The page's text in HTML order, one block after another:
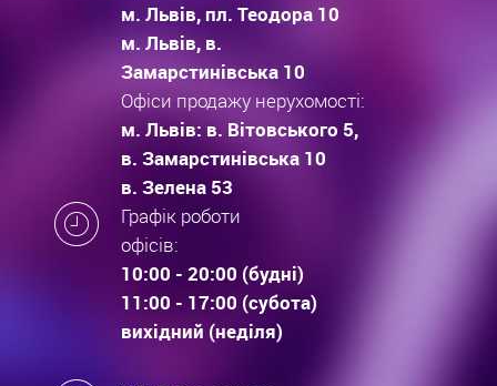
м. Львів, пл. Теодора 10
м. Львів, в.
Замарстинівська 10
Офіси продажу нерухомості:
м. Львів: в. Вітовського 5,
в. Замарстинівська 10
в. Зелена 53
Графік роботи
офісів:
10:00 - 20:00 (будні)
11:00 - 17:00 (субота)
вихідний (неділя)